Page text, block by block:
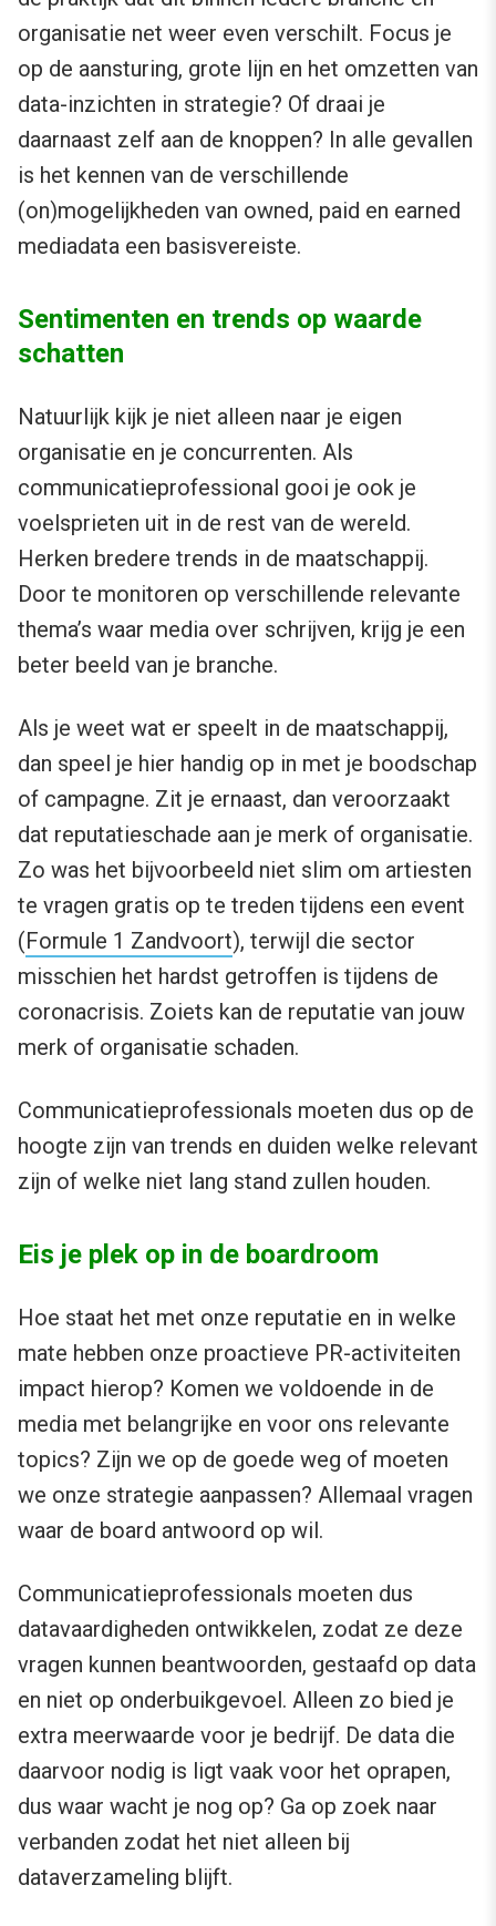
organisatie net weer even verschilt. Focus je
op de aansturing, grote lijn en het omzetten van
data-inzichten in strategie? Of draai je
daarnaast zelf aan de knoppen? In alle gevallen
is het kennen van de verschillende
(on)mogelijkheden van owned, paid en earned
mediadata een basisvereiste.
Sentimenten en trends op waarde
schatten
Natuurlijk kijk je niet alleen naar je eigen
organisatie en je concurrenten. Als
communicatieprofessional gooi je ook je
voelsprieten uit in de rest van de wereld.
Herken bredere trends in de maatschappij.
Door te monitoren op verschillende relevante
thema’s waar media over schrijven, krijg je een
beter beeld van je branche.
Als je weet wat er speelt in de maatschappij,
dan speel je hier handig op in met je boodschap
of campagne. Zit je ernaast, dan veroorzaakt
dat reputatieschade aan je merk of organisatie.
Zo was het bijvoorbeeld niet slim om artiesten
te vragen gratis op te treden tijdens een event
(Formule 1 Zandvoort), terwijl die sector
misschien het hardst getroffen is tijdens de
coronacrisis. Zoiets kan de reputatie van jouw
merk of organisatie schaden.
Communicatieprofessionals moeten dus op de
hoogte zijn van trends en duiden welke relevant
zijn of welke niet lang stand zullen houden.
Eis je plek op in de boardroom
Hoe staat het met onze reputatie en in welke
mate hebben onze proactieve PR-activiteiten
impact hierop? Komen we voldoende in de
media met belangrijke en voor ons relevante
topics? Zijn we op de goede weg of moeten
we onze strategie aanpassen? Allemaal vragen
waar de board antwoord op wil.
Communicatieprofessionals moeten dus
datavaardigheden ontwikkelen, zodat ze deze
vragen kunnen beantwoorden, gestaafd op data
en niet op onderbuikgevoel. Alleen zo bied je
extra meerwaarde voor je bedrijf. De data die
daarvoor nodig is ligt vaak voor het oprapen,
dus waar wacht je nog op? Ga op zoek naar
verbanden zodat het niet alleen bij
dataverzameling blijft.